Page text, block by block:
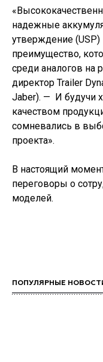
надежные
утверждение (USP)
преимущество,
среди аналогов на
директор Trailer
Jaber). — И будучи
качеством
сомневались в
проекта».
В настоящий
переговоры о
моделей.
ПОПУЛЯРНЫЕ